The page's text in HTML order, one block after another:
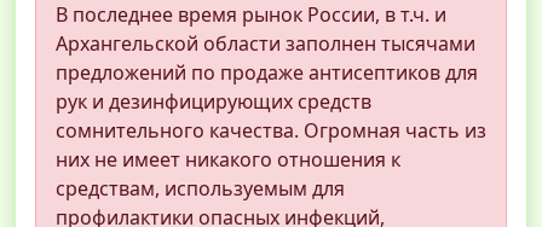
В последнее время рынок России, в т.ч. и
Архангельской области заполнен тысячами
предложений по продаже антисептиков для
рук и дезинфицирующих средств
сомнительного качества. Огромная часть из
них не имеет никакого отношения к
средствам, используемым для
профилактики опасных инфекций,